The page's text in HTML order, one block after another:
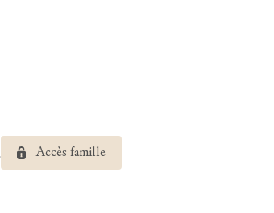
Accès famille